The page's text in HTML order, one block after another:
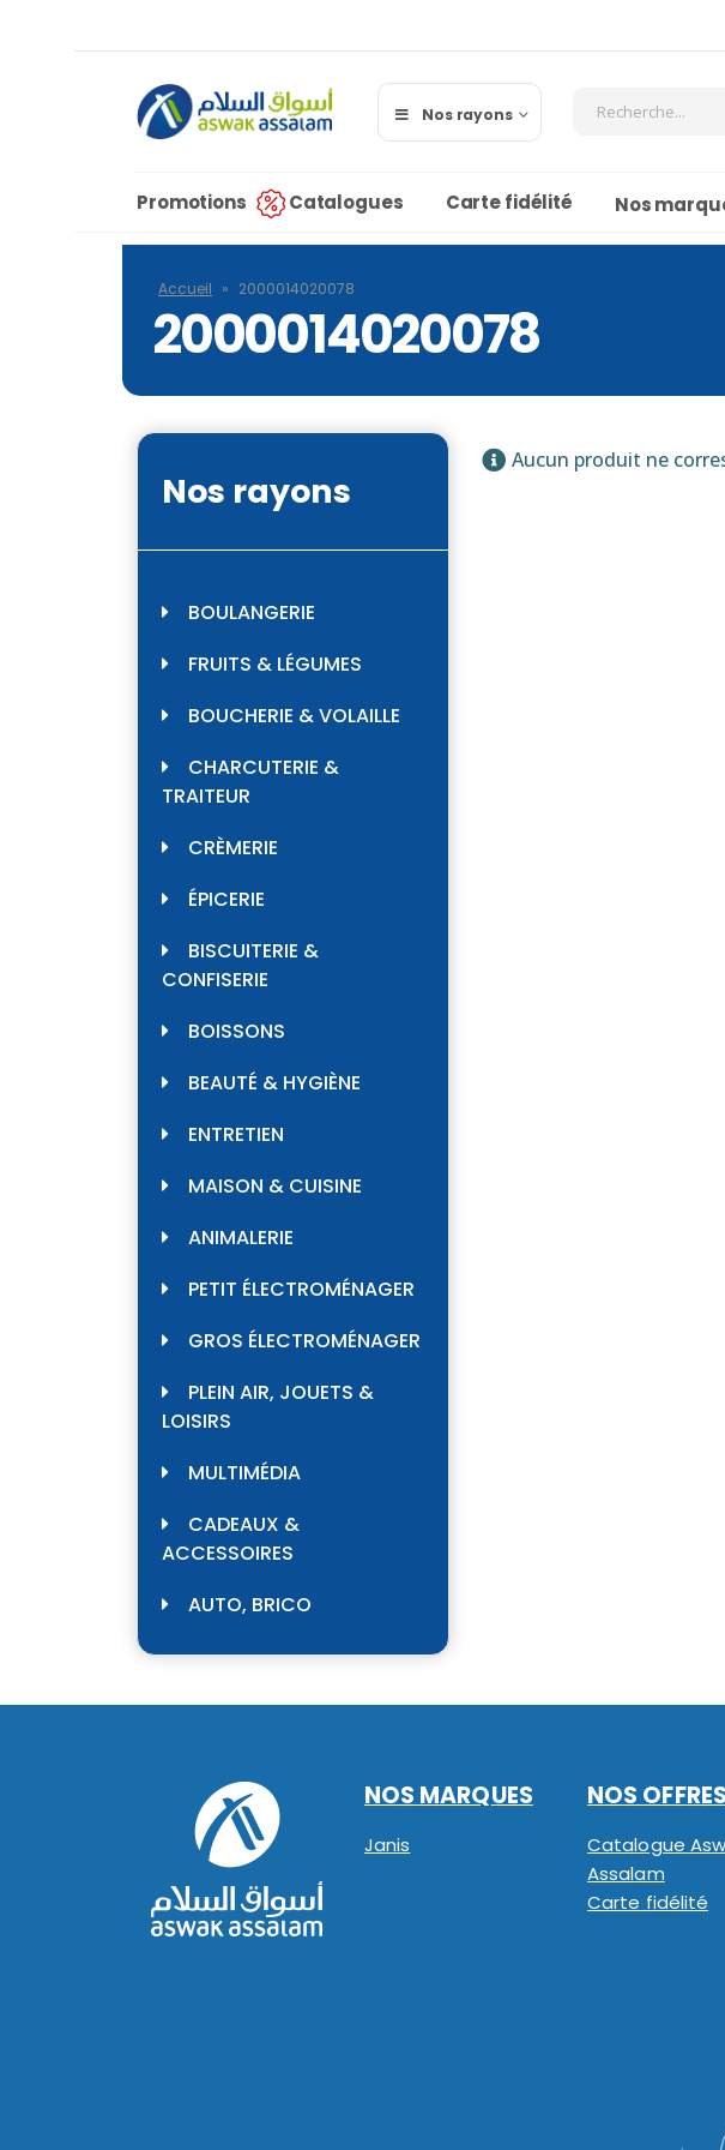
Nos rayons
Promotions Catalogues Carte fidélité Nos
Accueil » 2000014020078
2000014020078
Aucun produit ne
Nos rayons
BOULANGERIE
FRUITS & LÉGUMES
BOUCHERIE & VOLAILLE
CHARCUTERIE &
TRAITEUR
CRÈMERIE
ÉPICERIE
BISCUITERIE &
CONFISERIE
BOISSONS
BEAUTÉ & HYGIÈNE
ENTRETIEN
MAISON & CUISINE
ANIMALERIE
PETIT ÉLECTROMÉNAGER
GROS ÉLECTROMÉNAGER
PLEIN AIR, JOUETS &
LOISIRS
MULTIMÉDIA
CADEAUX &
ACCESSOIRES
AUTO, BRICO
NOS MARQUES
Janis
NOS
Catalogue
Assalam
Carte fidélité